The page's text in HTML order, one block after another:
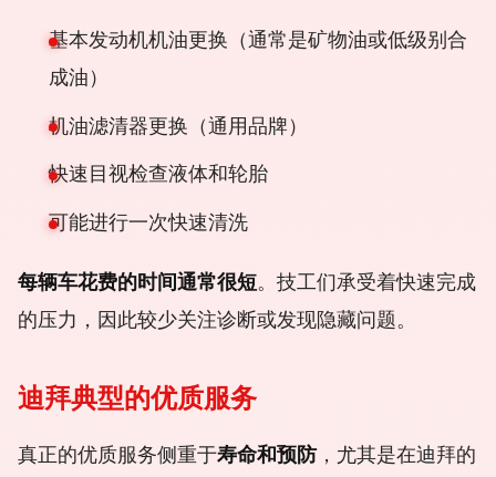
基本发动机机油更换（通常是矿物油或低级别合
成油）
机油滤清器更换（通用品牌）
快速目视检查液体和轮胎
可能进行一次快速清洗
每辆车花费的时间通常很短。技工们承受着快速完成
的压力，因此较少关注诊断或发现隐藏问题。
迪拜典型的优质服务
真正的优质服务侧重于寿命和预防，尤其是在迪拜的